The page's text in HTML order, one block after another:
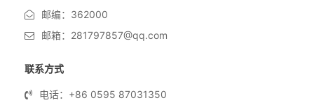
邮编：362000
邮箱：281797857@qq.com
联系方式
电话：+86 0595 87031350